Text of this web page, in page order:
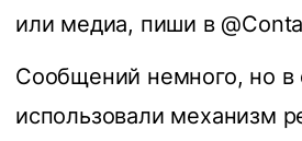
или медиа, пиши в
Сообщений немного, но в
использовали механизм